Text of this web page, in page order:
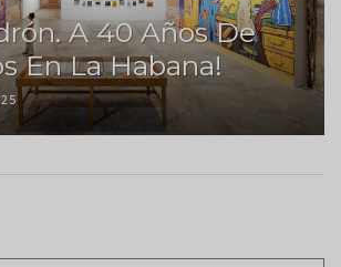
A 40 Años De
En La Habana!